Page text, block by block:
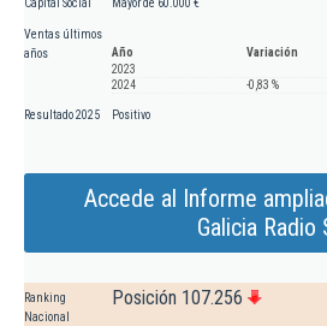
Capital Social Mayor de 60.000 €
Ventas últimos
años
Año
Variación
2023
2024
-0,83 %
Resultado 2025 Positivo
Accede al Informe
Galicia Radio
Ranking
Nacional
Posición 107.256